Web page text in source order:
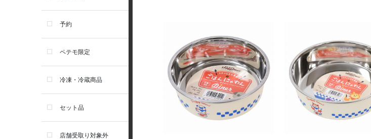
品
首輪・ハーネス(胴輪)・リー
ソルビダ
フィジカライフ
予約
ペテモ限定
冷凍・冷蔵商品
セット品
店舗受取り対象外